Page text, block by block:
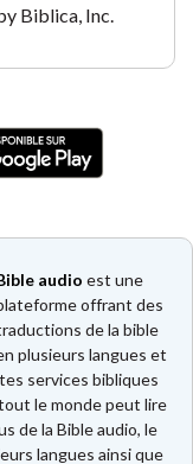
Biblica, Inc.
audio est une
offrant des
de la bible
plusieurs langues et
services bibliques
le monde peut lire
de la Bible audio, le
langues ainsi que